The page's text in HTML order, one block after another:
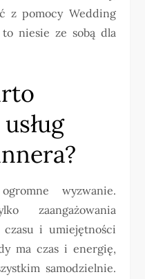
z pomocy Wedding
niesie ze sobą dla
wyzwanie.
zaangażowania
czasu i umiejętności
ma czas i energię,
samodzielnie.